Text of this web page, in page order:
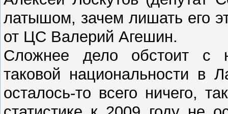
латышом, зачем лишать его
от ЦС Валерий Агешин.
Сложнее дело обстоит с
таковой национальности в
осталось-то всего ничего,